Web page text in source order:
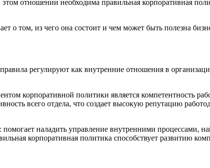
отношении необходима правильная корпоративная
о том, из чего она состоит и чем может быть полезна
регулируют как внутренние отношения в
корпоративной политики является компетентность
всего отдела, что создает высокую репутацию
наладить управление внутренними процессами,
корпоративная политика способствует развитию